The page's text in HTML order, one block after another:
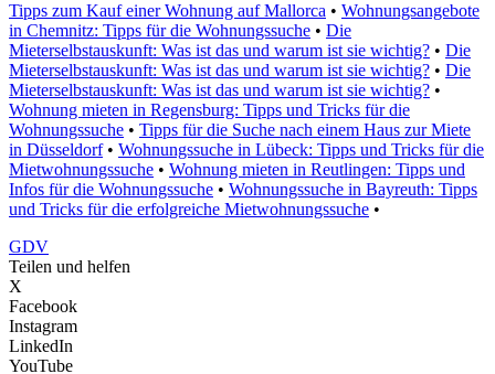
Tipps zum Kauf einer Wohnung auf Mallorca • Wohnungsangebote
in Chemnitz: Tipps für die Wohnungssuche • Die
Mieterselbstauskunft: Was ist das und warum ist sie wichtig? • Die
Mieterselbstauskunft: Was ist das und warum ist sie wichtig? • Die
Mieterselbstauskunft: Was ist das und warum ist sie wichtig? •
Wohnung mieten in Regensburg: Tipps und Tricks für die
Wohnungssuche • Tipps für die Suche nach einem Haus zur Miete
in Düsseldorf• Wohnungssuche in Lübeck: Tipps und Tricks für die
Mietwohnungssuche • Wohnung mieten in Reutlingen: Tipps und
Infos für die Wohnungssuche • Wohnungssuche in Bayreuth: Tipps
und Tricks für die erfolgreiche Mietwohnungssuche •
GDV
Teilen und helfen
X
Facebook
Instagram
LinkedIn
YouTube